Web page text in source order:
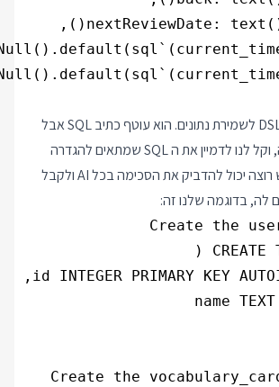
הכתיב הוא בעצם DSL לשמירת נתונים. הוא עוטף כתיב SQL אבל
בשכבה מאוד דקה, וקל לנו לדמיין את ה SQL שמתאים להגדרה
שכתבנו. מי שממש רוצה יכול להדביק את הסכימה בכל AI ולקבל